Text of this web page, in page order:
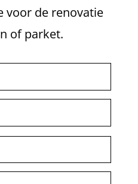
voor de renovatie
of parket.